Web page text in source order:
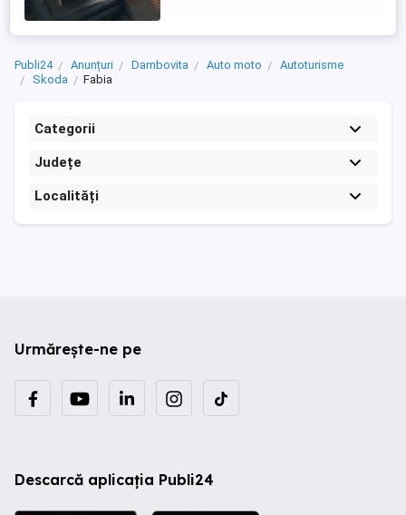
Publi24 Anunțuri Dambovita Auto moto
Autoturisme
Skoda
Fabia
Categorii
Județe
Localități
Urmărește-ne pe
Descarcă aplicația Publi24